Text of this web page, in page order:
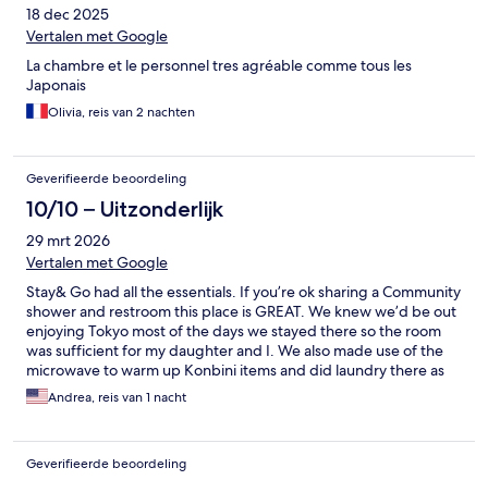
18 dec 2025
Vertalen met Google
La chambre et le personnel tres agréable comme tous les
Japonais
Olivia, reis van 2 nachten
Geverifieerde beoordeling
10/10 – Uitzonderlijk
29 mrt 2026
Vertalen met Google
Stay& Go had all the essentials. If you’re ok sharing a Community
shower and restroom this place is GREAT. We knew we’d be out
enjoying Tokyo most of the days we stayed there so the room
was sufficient for my daughter and I. We also made use of the
microwave to warm up Konbini items and did laundry there as
well. Staff was friendly and allowed us to check our bags there
for a few hours after check out so we could do a few things
Andrea, reis van 1 nacht
Geverifieerde beoordeling